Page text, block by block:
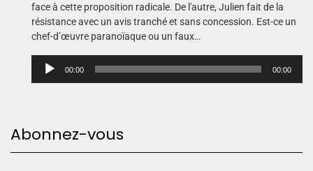
face à cette proposition radicale. De l'autre, Julien fait de la
résistance avec un avis tranché et sans concession. Est-ce un
chef-d’œuvre paranoïaque ou un faux…
u
00:00 00:00
Abonnez-vous